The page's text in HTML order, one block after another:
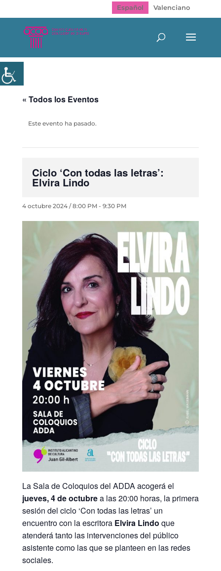
Español Valenciano
« Todos los Eventos
Este evento ha pasado.
Ciclo ‘Con todas las letras’:
Elvira Lindo
4 octubre 2024 / 8:00 PM- 9:30 PM
La Sala de Coloquios del ADDA acogerá el
jueves, 4 de octubrea las 20:00 horas, la primera
sesión del ciclo ‘Con todas las letras’ un
encuentro con la escritora Elvira Lindo que
atenderá tanto las intervenciones del público
asistente como las que se planteen en las redes
sociales.